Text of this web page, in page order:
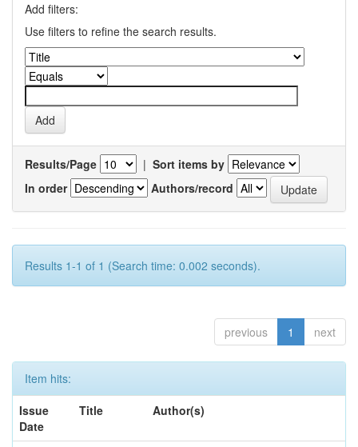
Add filters:
Use filters to refine the search results.
Results/Page | Sort items by
In order
Authors/record
Results 1-1 of 1 (Search time: 0.002 seconds).
previous 1 next
Item hits:
Issue
Date
Title Author(s)